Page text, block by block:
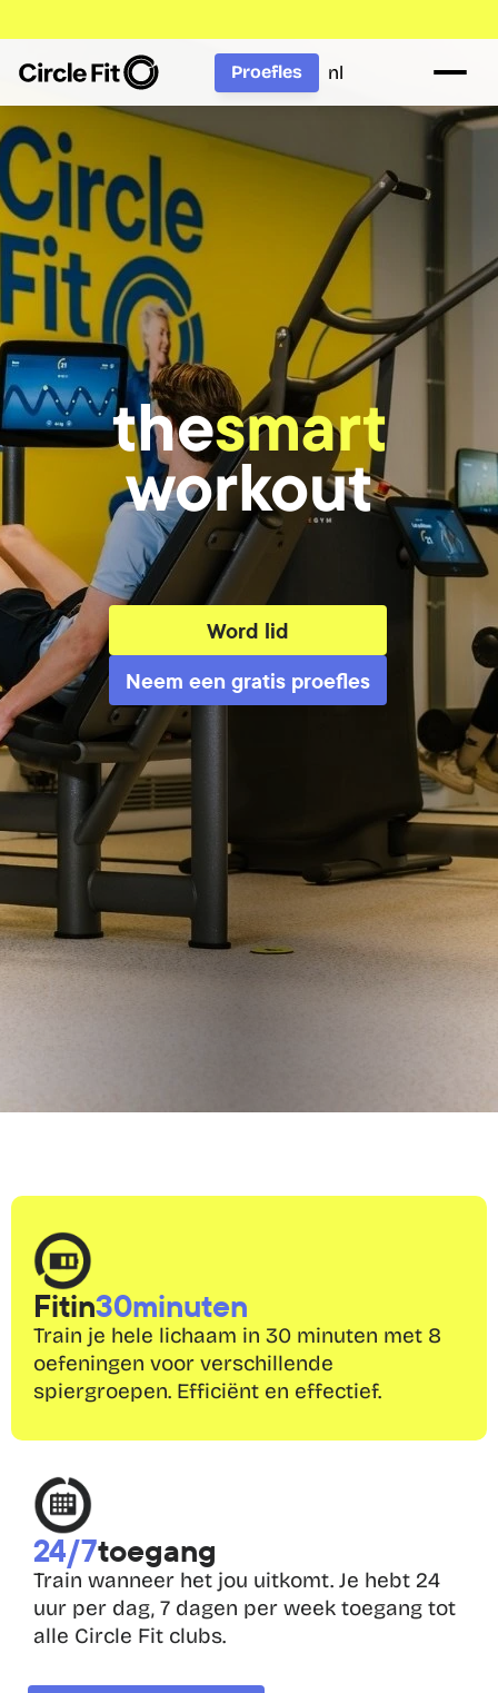
nl
Proefles
thesmart
workout
Word lid
Neem een gratis proefles
Fitin30minuten
Train je hele lichaam in 30 minuten met 8
oefeningen voor verschillende
spiergroepen. Efficiënt en effectief.
24/7toegang
Train wanneer het jou uitkomt. Je hebt 24
uur per dag, 7 dagen per week toegang tot
alle Circle Fit clubs.